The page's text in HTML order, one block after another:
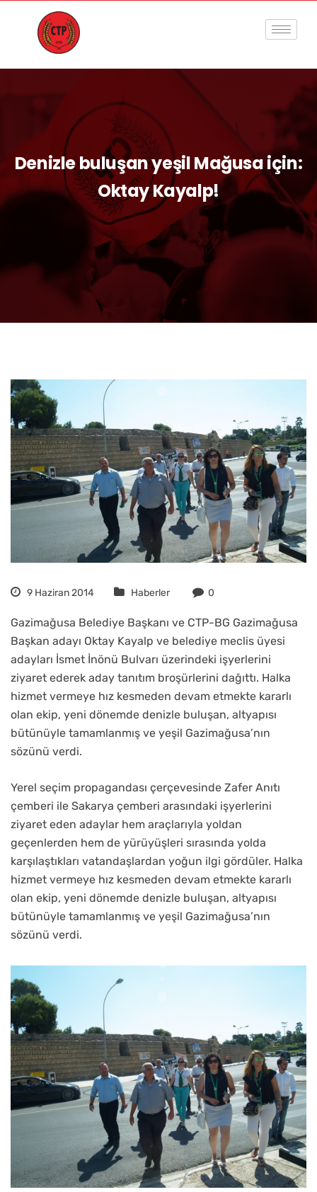
Denizle buluşan yeşil Mağusa için:
Oktay Kayalp!
9 Haziran 2014 Haberler 0
Gazimağusa Belediye Başkanı ve CTP-BG Gazimağusa
Başkan adayı Oktay Kayalp ve belediye meclis üyesi
adayları İsmet İnönü Bulvarı üzerindeki işyerlerini
ziyaret ederek aday tanıtım broşürlerini dağıttı. Halka
hizmet vermeye hız kesmeden devam etmekte kararlı
olan ekip, yeni dönemde denizle buluşan, altyapısı
bütünüyle tamamlanmış ve yeşil Gazimağusa’nın
sözünü verdi.
Yerel seçim propagandası çerçevesinde Zafer Anıtı
çemberi ile Sakarya çemberi arasındaki işyerlerini
ziyaret eden adaylar hem araçlarıyla yoldan
geçenlerden hem de yürüyüşleri sırasında yolda
karşılaştıkları vatandaşlardan yoğun ilgi gördüler. Halka
hizmet vermeye hız kesmeden devam etmekte kararlı
olan ekip, yeni dönemde denizle buluşan, altyapısı
bütünüyle tamamlanmış ve yeşil Gazimağusa’nın
sözünü verdi.